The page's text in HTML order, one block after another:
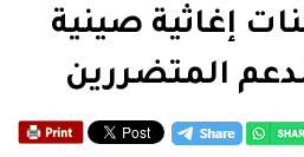
إغاثية صينية
المتضررين